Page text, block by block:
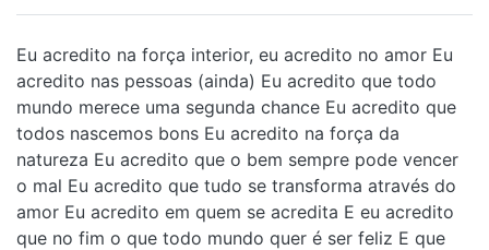
Eu acredito na força interior, eu acredito no amor Eu
acredito nas pessoas (ainda) Eu acredito que todo
mundo merece uma segunda chance Eu acredito que
todos nascemos bons Eu acredito na força da
natureza Eu acredito que o bem sempre pode vencer
o mal Eu acredito que tudo se transforma através do
amor Eu acredito em quem se acredita E eu acredito
que no fim o que todo mundo quer é ser feliz E que